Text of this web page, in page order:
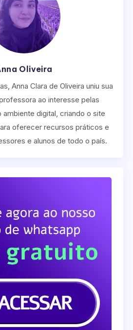
Oliveira
Anna Clara de Oliveira uniu sua
ao interesse pelas
ambiente digital, criando o site
oferecer recursos práticos e
e alunos de todo o país.